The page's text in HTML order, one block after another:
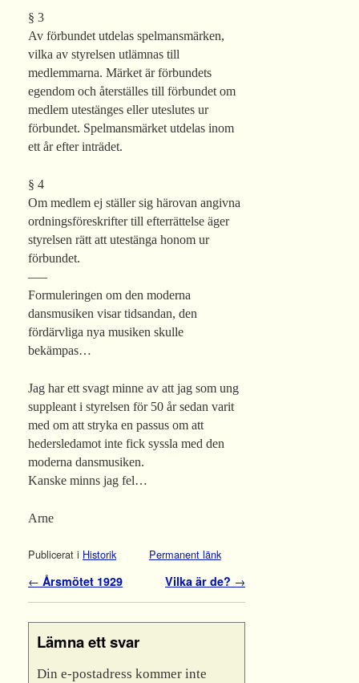
§ 3
Av förbundet utdelas spelmansmärken,
vilka av styrelsen utlämnas till
medlemmarna. Märket är förbundets
egendom och återställes till förbundet om
medlem utestänges eller uteslutes ur
förbundet. Spelmansmärket utdelas inom
ett år efter inträdet.
§ 4
Om medlem ej ställer sig härovan angivna
ordningsföreskrifter till efterrättelse äger
styrelsen rätt att utestänga honom ur
förbundet.
—–
Formuleringen om den moderna
dansmusiken visar tidsandan, den
fördärvliga nya musiken skulle
bekämpas…
Jag har ett svagt minne av att jag som ung
suppleant i styrelsen för 50 år sedan varit
med om att stryka en passus om att
hedersledamot inte fick syssla med den
moderna dansmusiken.
Kanske minns jag fel…
Arne
Publicerat i Historik Permanent länk
Inläggsnavigering
← Årsmötet 1929 Vilka är de? →
Lämna ett svar
Din e-postadress kommer inte